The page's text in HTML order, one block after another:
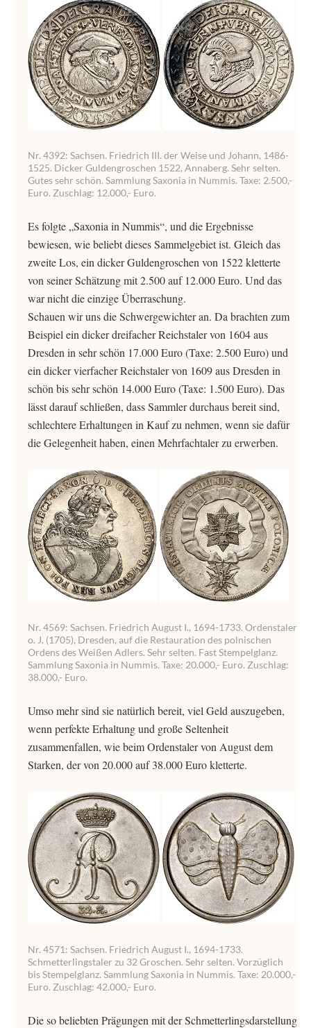
Nr. 4392: Sachsen. Friedrich III. der Weise und Johann, 1486-
1525. Dicker Guldengroschen 1522, Annaberg. Sehr selten.
Gutes sehr schön. Sammlung Saxonia in Nummis. Taxe: 2.500,-
Euro. Zuschlag: 12.000,- Euro.
Es folgte „Saxonia in Nummis“, und die Ergebnisse
bewiesen, wie beliebt dieses Sammelgebiet ist. Gleich das
zweite Los, ein dicker Guldengroschen von 1522 kletterte
von seiner Schätzung mit 2.500 auf 12.000 Euro. Und das
war nicht die einzige Überraschung.
Schauen wir uns die Schwergewichter an. Da brachten zum
Beispiel ein dicker dreifacher Reichstaler von 1604 aus
Dresden in sehr schön 17.000 Euro (Taxe: 2.500 Euro) und
ein dicker vierfacher Reichstaler von 1609 aus Dresden in
schön bis sehr schön 14.000 Euro (Taxe: 1.500 Euro). Das
lässt darauf schließen, dass Sammler durchaus bereit sind,
schlechtere Erhaltungen in Kauf zu nehmen, wenn sie dafür
die Gelegenheit haben, einen Mehrfachtaler zu erwerben.
Nr. 4569: Sachsen. Friedrich August I., 1694-1733. Ordenstaler
o. J. (1705), Dresden, auf die Restauration des polnischen
Ordens des Weißen Adlers. Sehr selten. Fast Stempelglanz.
Sammlung Saxonia in Nummis. Taxe: 20.000,- Euro. Zuschlag:
38.000,- Euro.
Umso mehr sind sie natürlich bereit, viel Geld auszugeben,
wenn perfekte Erhaltung und große Seltenheit
zusammenfallen, wie beim Ordenstaler von August dem
Starken, der von 20.000 auf 38.000 Euro kletterte.
Nr. 4571: Sachsen. Friedrich August I., 1694-1733.
Schmetterlingstaler zu 32 Groschen. Sehr selten. Vorzüglich
bis Stempelglanz. Sammlung Saxonia in Nummis. Taxe: 20.000,-
Euro. Zuschlag: 42.000,- Euro.
Die so beliebten Prägungen mit der Schmetterlingsdarstellung